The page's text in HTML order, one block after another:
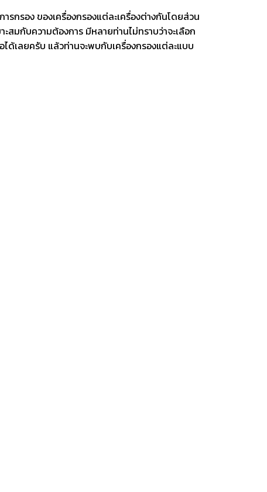
รอง ของเครื่องกรองแต่ละเครื่องต่างกันโดยส่วน
ะสมกับความต้องการ มีหลายท่านไม่ทราบว่าจะเลือก
ได้เลยครับ แล้วท่านจะพบกับเครื่องกรองแต่ละแบบ